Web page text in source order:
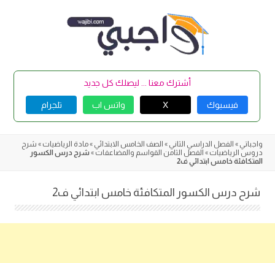
أشترك معنا ... ليصلك كل جديد
فيسبوك X واتس اب تلجرام
واجباتي » الفصل الدراسي الثاني » الصف الخامس الابتدائي »مادة الرياضيات » شرح
دروس الرياضيات » الفصل الثامن القواسم والمضاعفات » شرح درس الكسور
المتكافئة خامس ابتدائي ف2
شرح درس الكسور المتكافئة خامس ابتدائي ف2